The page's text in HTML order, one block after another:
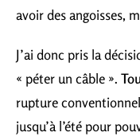
avoir des angoisses,
J’ai donc pris la
« péter un câble ».
rupture
jusqu’à l’été pour